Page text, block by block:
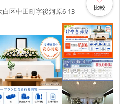
白区中田町字後河原6-13 比較